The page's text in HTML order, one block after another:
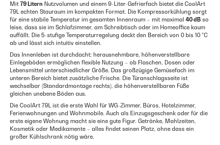
Mit 79 Litern Nutzvolumen und einem 9-Liter-Gefrierfach bietet die CoolArt
79L echten Stauraum im kompakten Format. Die Kompressorkühlung sorgt
für eine stabile Temperatur im gesamten Innenraum – mit maximal 40 dB so
leise, dass sie im Schlafzimmer, am Schreibtisch oder im Homeoffice kaum
auffällt. Die 5-stufige Temperaturregelung deckt den Bereich von 0 bis 10 °C
ab und lässt sich intuitiv einstellen.
Das Innenleben ist durchdacht: herausnehmbare, höhenverstellbare
Einlegeböden ermöglichen flexible Nutzung – ob Flaschen, Dosen oder
Lebensmittel unterschiedlicher Größe. Das großzügige Gemüsefach im
unteren Bereich bietet zusätzliche Frische. Die Türanschlagsseite ist
wechselbar (Standardmontage rechts), die höhenverstellbaren Füße
gleichen unebene Böden aus.
Die CoolArt 79L ist die erste Wahl für WG-Zimmer, Büros, Hotelzimmer,
Ferienwohnungen und Wohnmobile. Auch als Einzugsgeschenk oder für die
erste eigene Wohnung macht sie eine gute Figur. Getränke, Mahlzeiten,
Kosmetik oder Medikamente – alles findet seinen Platz, ohne dass ein
großer Kühlschrank nötig wäre.